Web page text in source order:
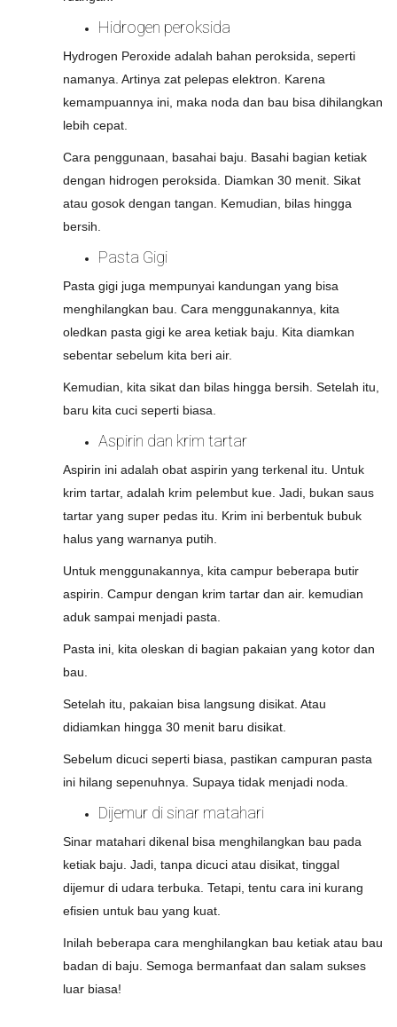
Hidrogen peroksida
Hydrogen Peroxide adalah bahan peroksida, seperti
namanya. Artinya zat pelepas elektron. Karena
kemampuannya ini, maka noda dan bau bisa dihilangkan
lebih cepat.
Cara penggunaan, basahai baju. Basahi bagian ketiak
dengan hidrogen peroksida. Diamkan 30 menit. Sikat
atau gosok dengan tangan. Kemudian, bilas hingga
bersih.
Pasta Gigi
Pasta gigi juga mempunyai kandungan yang bisa
menghilangkan bau. Cara menggunakannya, kita
oledkan pasta gigi ke area ketiak baju. Kita diamkan
sebentar sebelum kita beri air.
Kemudian, kita sikat dan bilas hingga bersih. Setelah itu,
baru kita cuci seperti biasa.
Aspirin dan krim tartar
Aspirin ini adalah obat aspirin yang terkenal itu. Untuk
krim tartar, adalah krim pelembut kue. Jadi, bukan saus
tartar yang super pedas itu. Krim ini berbentuk bubuk
halus yang warnanya putih.
Untuk menggunakannya, kita campur beberapa butir
aspirin. Campur dengan krim tartar dan air. kemudian
aduk sampai menjadi pasta.
Pasta ini, kita oleskan di bagian pakaian yang kotor dan
bau.
Setelah itu, pakaian bisa langsung disikat. Atau
didiamkan hingga 30 menit baru disikat.
Sebelum dicuci seperti biasa, pastikan campuran pasta
ini hilang sepenuhnya. Supaya tidak menjadi noda.
Dijemur di sinar matahari
Sinar matahari dikenal bisa menghilangkan bau pada
ketiak baju. Jadi, tanpa dicuci atau disikat, tinggal
dijemur di udara terbuka. Tetapi, tentu cara ini kurang
efisien untuk bau yang kuat.
Inilah beberapa cara menghilangkan bau ketiak atau bau
badan di baju. Semoga bermanfaat dan salam sukses
luar biasa!